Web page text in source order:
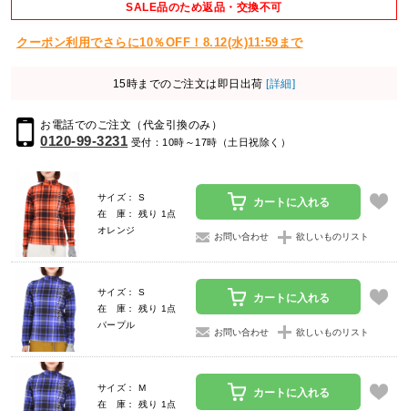
SALE品のため返品・交換不可
クーポン利用でさらに10％OFF！8.12(水)11:59まで
15時までのご注文は即日出荷 [詳細]
お電話でのご注文（代金引換のみ）
0120-99-3231 受付：10時～17時（土日祝除く）
サイズ： S
在 庫： 残り 1点
オレンジ
カートに入れる
お問い合わせ 欲しいものリスト
サイズ： S
在 庫： 残り 1点
パープル
カートに入れる
お問い合わせ 欲しいものリスト
サイズ： M
在 庫： 残り 1点
カートに入れる